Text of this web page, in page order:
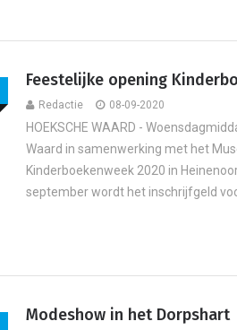
Feestelijke opening
Redactie 08-09-2020
HOEKSCHE WAARD -
Waard in samenwerking met het
Kinderboekenweek 2020 in
september wordt het inschrijfgeld
Modeshow in het Dorpshart